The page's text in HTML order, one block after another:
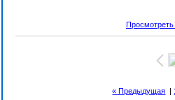
« Предыдущая |